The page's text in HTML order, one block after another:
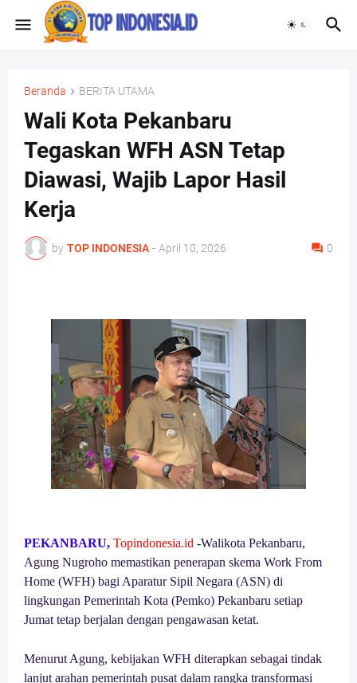
Beranda BERITA UTAMA
Wali Kota Pekanbaru
Tegaskan WFH ASN Tetap
Diawasi, Wajib Lapor Hasil
Kerja
by TOP INDONESIA - April 10, 2026 0
PEKANBARU, Topindonesia.id -Walikota Pekanbaru,
Agung Nugroho memastikan penerapan skema Work From
Home (WFH) bagi Aparatur Sipil Negara (ASN) di
lingkungan Pemerintah Kota (Pemko) Pekanbaru setiap
Jumat tetap berjalan dengan pengawasan ketat.
Menurut Agung, kebijakan WFH diterapkan sebagai tindak
lanjut arahan pemerintah pusat dalam rangka transformasi